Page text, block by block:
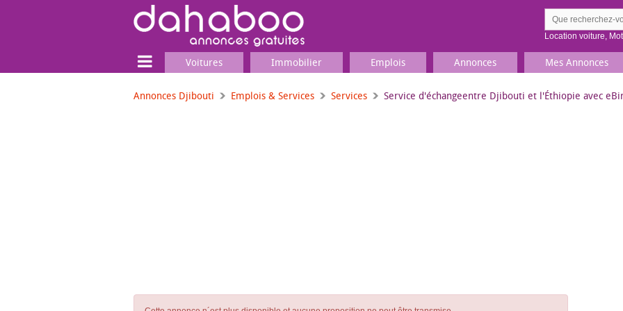
Location voiture,
Voitures Immobilier Emplois Annonces Mes Annonces
Annonces Djibouti Emplois & Services Services Service d'échangeentre Djibouti et l'Éthiopie avec